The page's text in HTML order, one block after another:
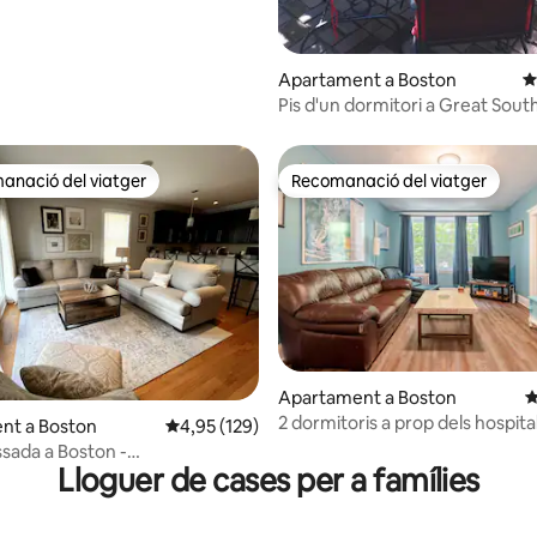
Apartament a Boston
Pis d'un dormitori a Great
total de 5; 1.114 avaluacions
recomanacions dels viatgers
del viatger
a Boston 4,95 de puntuació mitjana d'un total de 5; 129
4,95 (129)
a Boston -
2,5 banys - Seaport BCEC
Recomanació del viatger
Recomanació del viatger
Apartament a Boston
2 dormitoris a prop dels
Lloguer de cases per a famílies